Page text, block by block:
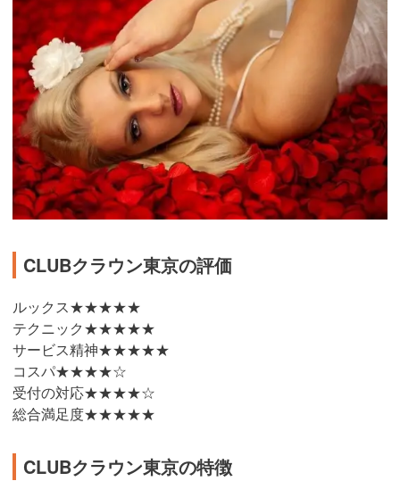
CLUBクラウン東京の評価
ルックス★★★★★
テクニック★★★★★
サービス精神★★★★★
コスパ★★★★☆
受付の対応★★★★☆
総合満足度★★★★★
CLUBクラウン東京の特徴